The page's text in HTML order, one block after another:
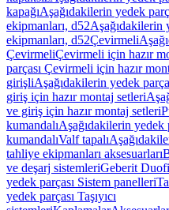
kapağıAşağıdakilerin yedek
ekipmanları, d52Aşağıdakilerin
ekipmanları, d52Çevirmeli
ÇevirmeliÇevirmeli için hazır
parçası Çevirmeli için hazır
girişliAşağıdakilerin yedek
giriş için hazır montaj setleri
ve giriş için hazır montaj setleri
kumandalıAşağıdakilerin yedek
kumandalıValf tapalı
tahliye ekipmanları aksesuarları
ve deşarj sistemleriGeberit
yedek parçası Sistem panelleri
yedek parçası Taşıyıcı